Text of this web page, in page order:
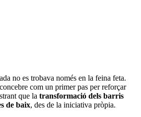
no es trobava només en la feina feta.
com un primer pas per reforçar
que la transformació dels barris
de baix, des de la iniciativa pròpia.